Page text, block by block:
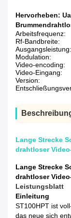
Hervorheben:
Arbeitsfrequenz:
Rf-Bandbreite:
Ausgangsleistung:
Modulation:
Video-encoding:
Video-Eingang:
Version:
Lange Strecke
drahtloser
Lange Strecke
drahtloser
Leistungsblatt
Einleitung
ST100HPT ist
das neue sich